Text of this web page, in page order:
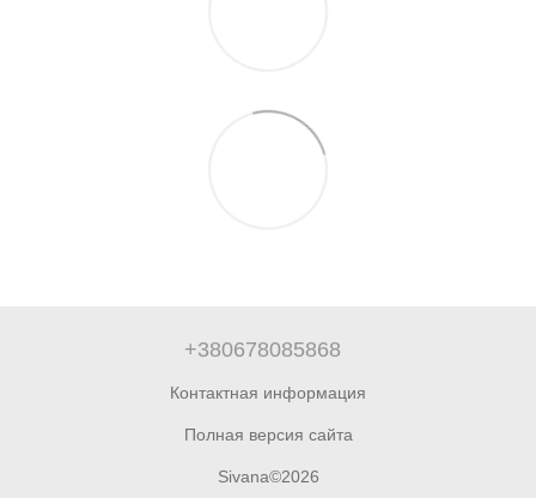
+380678085868
Контактная информация
Полная версия сайта
Sivana©2026